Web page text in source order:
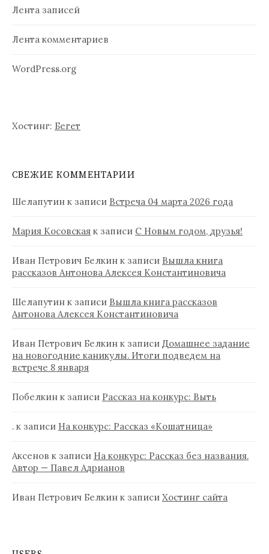
Лента записей
Лента комментариев
WordPress.org
Хостинг: Бегет
СВЕЖИЕ КОММЕНТАРИИ
Шелапутин к записи Встреча 04 марта 2026 года
Мария Косовская к записи С Новым годом, друзья!
Иван Петрович Белкин к записи Вышла книга
рассказов Антонова Алексея Константиновича
Шелапутин к записи Вышла книга рассказов
Антонова Алексея Константиновича
Иван Петрович Белкин к записи Домашнее задание
на новогодние каникулы. Итоги подведем на
встрече 8 января
Побелкин к записи Рассказ на конкурс: Выть
. к записи На конкурс: Рассказ «Кошатница»
Аксенов к записи На конкурс: Рассказ без названия.
Автор — Павел Адрианов
Иван Петрович Белкин к записи Хостинг сайта